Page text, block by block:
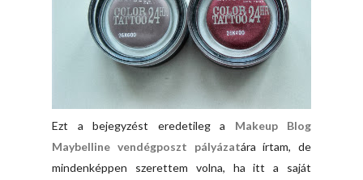
Ezt a bejegyzést eredetileg a Makeup Blog
Maybelline vendégposzt pályázatára írtam, de
mindenképpen szerettem volna, ha itt a saját